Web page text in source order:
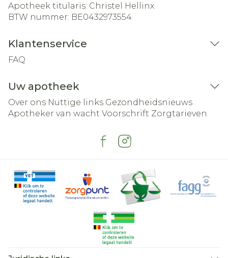
Apotheek titularis: Christel Hellinx
BTW nummer: BE0432973554
Klantenservice
FAQ
Uw apotheek
Over ons Nuttige links Gezondheidsnieuws
Apotheker van wacht Voorschrift Zorgtarieven